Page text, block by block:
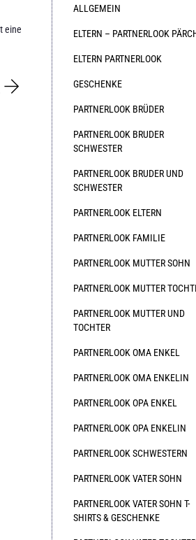
eine
ALLGEMEIN
ELTERN – PARTNERLOOK
ELTERN PARTNERLOOK
GESCHENKE
PARTNERLOOK BRÜDER
PARTNERLOOK BRUDER
SCHWESTER
PARTNERLOOK BRUDER UND
SCHWESTER
PARTNERLOOK ELTERN
PARTNERLOOK FAMILIE
PARTNERLOOK MUTTER SOHN
PARTNERLOOK MUTTER
PARTNERLOOK MUTTER UND
TOCHTER
PARTNERLOOK OMA ENKEL
PARTNERLOOK OMA ENKELIN
PARTNERLOOK OPA ENKEL
PARTNERLOOK OPA ENKELIN
PARTNERLOOK SCHWESTERN
PARTNERLOOK VATER SOHN
PARTNERLOOK VATER SOHN T-
SHIRTS & GESCHENKE